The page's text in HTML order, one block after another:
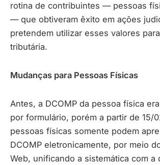
rotina de contribuintes — pessoas
— que obtiveram êxito em ações
pretendem utilizar esses valores
tributária.
Mudanças para Pessoas Físicas
Antes, a DCOMP da pessoa física
por formulário, porém a partir de 15/
pessoas físicas somente podem
DCOMP eletronicamente, por meio
Web, unificando a sistemática com a